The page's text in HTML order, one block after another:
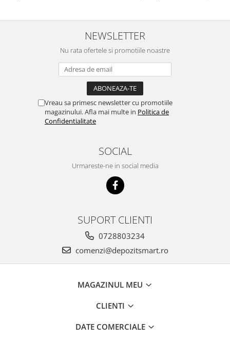
magazine sa vad modele,
majoritatea pergolelor erau cu
lamele din aluminiu foarte
subtiri si eu doream sa o...
vedere, termenul de livrare a
fost cel corect,ambalarea
corespunzătoare,dialogul purtat
cu r...
NEWSLETTER
Nu rata ofertele si promotiile noastre
Vreau sa primesc newsletter cu promotiile
magazinului. Afla mai multe in Politica de
Confidentialitate
SOCIAL
Urmareste-ne in social media
SUPORT CLIENTI
0728803234
comenzi@depozitsmart.ro
MAGAZINUL MEU
CLIENTI
DATE COMERCIALE